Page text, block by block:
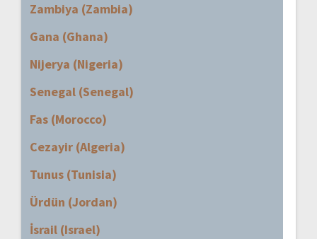
Zambiya (Zambia)
Gana (Ghana)
Nijerya (Nigeria)
Senegal (Senegal)
Fas (Morocco)
Cezayir (Algeria)
Tunus (Tunisia)
Ürdün (Jordan)
İsrail (Israel)